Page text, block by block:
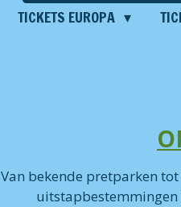
TICKETS EUROPA
Van bekende pretparken
uitstapbestemmingen